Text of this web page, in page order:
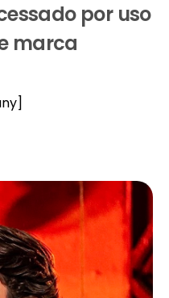
por uso
marca